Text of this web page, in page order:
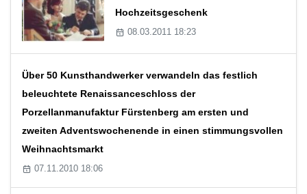
Hochzeitsgeschenk
08.03.2011 18:23
Über 50 Kunsthandwerker verwandeln das festlich
beleuchtete Renaissanceschloss der
Porzellanmanufaktur Fürstenberg am ersten und
zweiten Adventswochenende in einen stimmungsvollen
Weihnachtsmarkt
07.11.2010 18:06